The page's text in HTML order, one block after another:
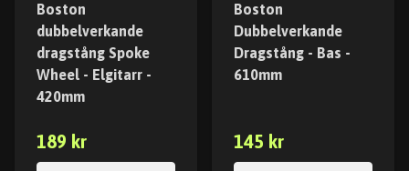
Boston
dubbelverkande
dragstång Spoke
Wheel - Elgitarr -
420mm
189 kr
Boston
Dubbelverkande
Dragstång - Bas -
610mm
145 kr